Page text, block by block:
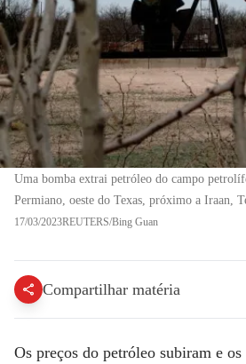
Uma bomba extrai petróleo do campo
Permiano, oeste do Texas, próximo a Iraan,
17/03/2023REUTERS/Bing Guan
Compartilhar matéria
Os preços do petróleo subiram e